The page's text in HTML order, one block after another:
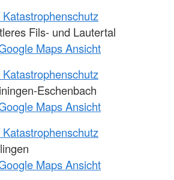
Fils- und Lautertal
Maps Ansicht
Eschenbach
Maps Ansicht
Maps Ansicht